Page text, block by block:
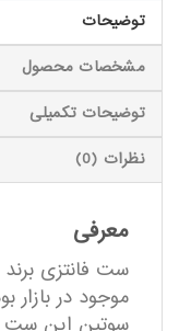
توضیحات
مشخصات محصول
توضیحات تکمیلی
نظرات (0)
معرفی
ست فانتزی
موجود در
سوتین این ست